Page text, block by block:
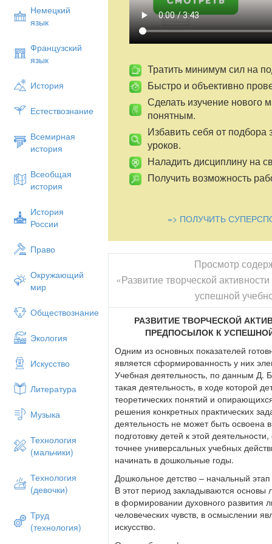
Немецкий
язык
Французский
язык
История
Естествознание
Всемирная
история
Всеобщая
история
История
России
Право
Окружающий
мир
Обществознание
Экология
Искусство
Литература
Музыка
Технология
(мальчики)
Технология
(девочки)
Труд
(технология)
Задачи: рассмотреть основные пути
выявить специфику использования
формирования предпосылок
развития личности детей дошкольного
Для проведения намеченного плана
педагогические условия для
деятельности через, а именно:
разнообразие и вариативность
учет индивидуальных и
бережное отношение к процессу
организация предметно-
создание мотивационной
комфортный психологический
научности; принцип систематичности;
индивидуального подхода.
Ожидаемые результаты:
ребенок проявляет инициативу,
деятельности (познавательная,
ребенок способен
людей; старается
ребенок обладает развитым
правилам и нормам;
ребенок способен к волевым
нормам и правилам поведения в
ребенок проявляет
себе, окружающем мире.
Продуктами опыта работы выступают:
направление работы
(дошкольное отделение
методические разработки по
основы предпосылок успешной
Представленный опыт работы
совещании, на базе дошкольного
на методическом объединении
Из хотя из того, что приоритетным
художественно-эстетическое
Тратить минимум сил на
Быстро и объективно
Сделать изучение нового
понятным.
Избавить себя от подбора
уроков.
Наладить дисциплину на
Получить возможность
=> ПОЛУЧИТЬ
Просмотр
«Развитие творческой
успешной
РАЗВИТИЕ ТВОРЧЕСКОЙ
ПРЕДПОСЫЛОК К
Одним из основных показателей
является сформированность у них
Учебная деятельность, по данным Д.
такая деятельность, в ходе которой
теоретических понятий и
решения конкретных практических
деятельность не может быть освоена
подготовку детей к этой
точнее универсальных учебных
начинать в дошкольные годы.
Дошкольное детство – начальный
В этот период закладываются основы
в формировании духовного развития
человеческих чувств, в осмыслении
искусство.